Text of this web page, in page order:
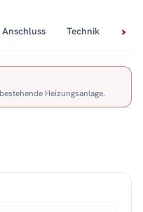
Anschluss Technik
Heizungsanlage.